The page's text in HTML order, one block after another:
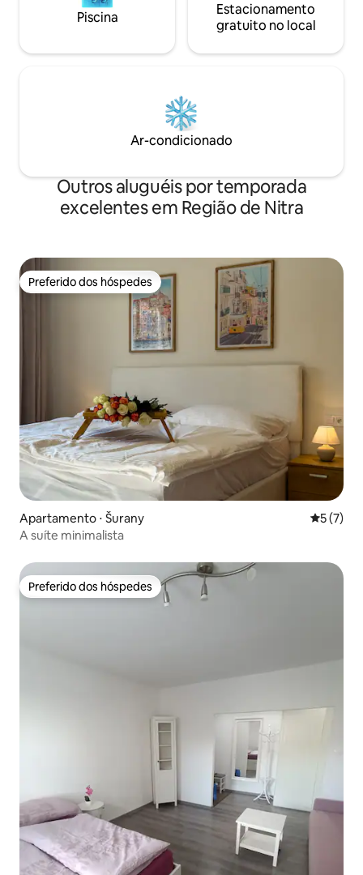
Piscina
Estacionamento
gratuito no local
Ar-condicionado
Outros aluguéis por temporada
excelentes em Região de Nitra
Preferido dos hóspedes
Preferido dos hóspedes
Apartamento ⋅ Šurany 5 de
5 (7)
A suíte minimalista
Preferido dos hóspedes
Preferido dos hóspedes